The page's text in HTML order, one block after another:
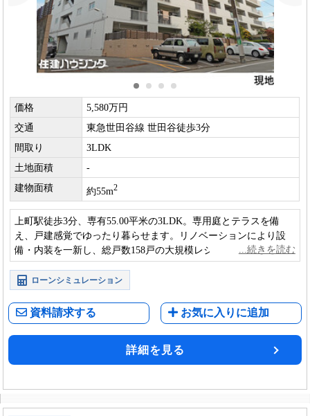
価格
5,580万円
交通
東急世田谷線 世田谷徒歩3分
間取り
3LDK
土地面積
-
建物面積
約55m2
上町駅徒歩3分、専有55.00平米の3LDK。専用庭とテラスを備
え、戸建感覚でゆったり暮らせます。リノベーションにより設
備・内装を一新し、総戸数158戸の大規模レジデンスならではの
安心感と快適性を兼ね備えています。
ローンシミュレーション
資料請求する お気に入りに追加
詳細を見る